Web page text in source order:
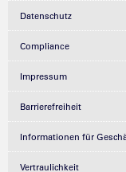
Datenschutz
Compliance
Impressum
Barrierefreiheit
Informationen für
Vertraulichkeit